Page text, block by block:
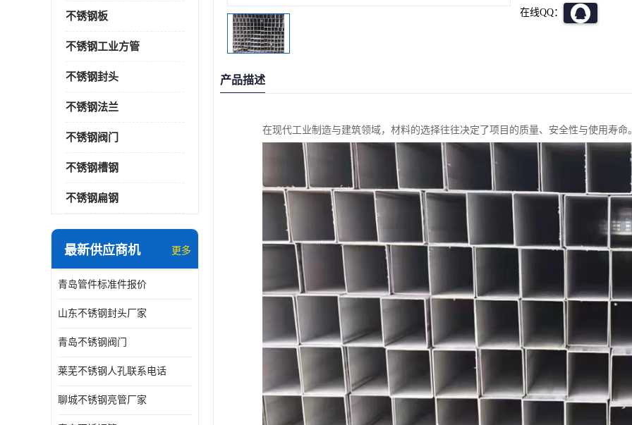
不锈钢板
不锈钢工业方管
不锈钢封头
不锈钢法兰
不锈钢阀门
不锈钢槽钢
不锈钢扁钢
最新供应商机 更多
青岛管件标准件报价
山东不锈钢封头厂家
青岛不锈钢阀门
莱芜不锈钢人孔联系电话
聊城不锈钢亮管厂家
在线QQ：
产品描述
在现代工业制造与建筑领域，材料的选择往往决定了项目的质量、安全性与使用寿命